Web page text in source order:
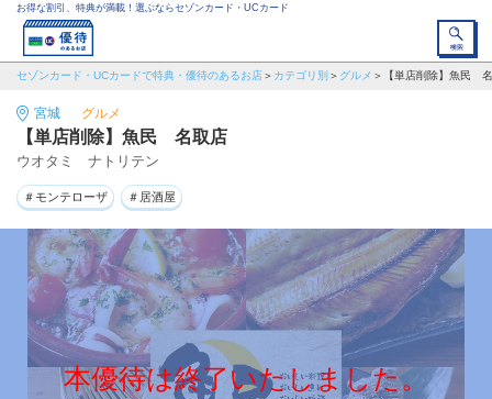
お得な割引、特典が満載！選ぶならセゾンカード・UCカード
セゾンカード・UCカードで特典・優待のあるお店 カテゴリ別 グルメ 【単店削除】魚民
宮城 グルメ
【単店削除】魚民 名取店
ウオタミ ナトリテン
＃モンテローザ ＃居酒屋
本優待は終了いたしました。